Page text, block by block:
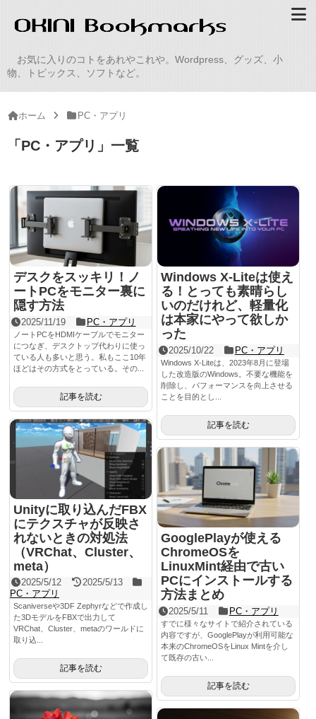
お気に入りのコトをあれやこれや。Wordpress、グッズ、小
物、トピックス、ソフトなど。
ホーム PC・アプリ
「 PC・アプリ 」 一覧
デスクをスッキリ！ノ
ートPCをモニター裏に
隠す方法
2025/11/19 PC・アプリ
ノートPCをHDMIケーブルでモニター
につなぎ、デスクトップ代わりに使っ
ている人も多いと思う。私もここ10年
ほどはその方式をとっている。その...
記事を読む
Windows X-Liteは使え
る！とっても素晴らし
いのだけれど、軽量化
は本家にやって欲しか
った
2025/10/22 PC・アプリ
Windows X-Liteは、2023年8月に登場
した改造版のWindows。不要な機能を
削除し、パフォーマンスを向上させる
ことを目的とし...
記事を読む
Unityに取り込んだFBX
にテクスチャが反映さ
れないときの対処法
（VRChat、Cluster、
meta）
2025/5/12
2025/5/13
PC・アプリ
Scaniverseや3DF Zephyrなどで作成し
た3DモデルをFBXで出力して
VRChat、Cluster、metaのワールドに
取り込...
記事を読む
GooglePlayが使える
ChromeOSを
LinuxMint経由で古い
PCにインストールする
方法まとめ
2025/5/11 PC・アプリ
すでに様々なサイトで紹介されている
内容ですが、GooglePlayが利用可能な
本来のChromeOSをLinux Mintを介し
て既存の古い...
記事を読む